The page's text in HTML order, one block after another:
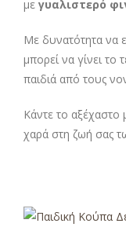
με γυαλιστερό
Με δυνατότητα να
μπορεί να γίνει
παιδιά από τους
Κάντε το
χαρά στη ζωή σας